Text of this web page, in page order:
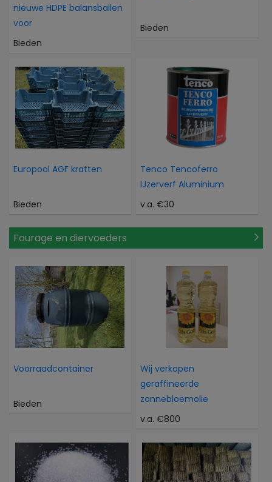
nieuwe HDPE balansballen
voor
Bieden
Bieden
Europool AGF kratten
Bieden
Tenco Tencoferro
IJzerverf Aluminium
v.a. €30
Fourage en diervoeders
Voorraadcontainer
Bieden
Wij verkopen
geraffineerde
zonnebloemolie
v.a. €800